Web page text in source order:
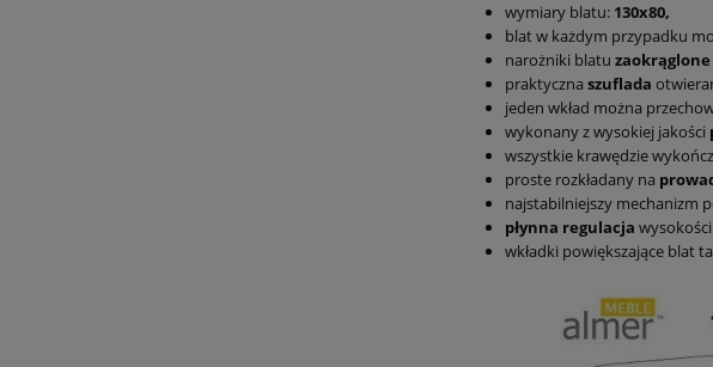
wymiary blatu: 130x80,
blat w każdym przypadku
narożniki blatu zaokrąglone
praktyczna szuflada
jeden wkład można
wykonany z wysokiej jakości
wszystkie krawędzie
proste rozkładany na
najstabilniejszy mechanizm
płynna regulacja
wkładki powiększające blat